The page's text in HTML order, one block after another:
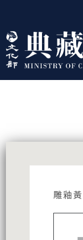
:::
雕釉